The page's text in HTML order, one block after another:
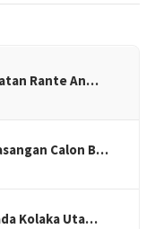
Rante An…
Calon B…
Kolaka Uta…